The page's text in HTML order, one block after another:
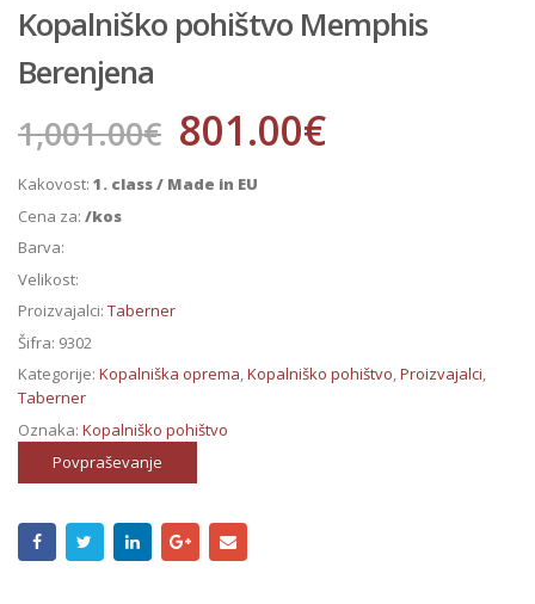
Kopalniško pohištvo Memphis
Berenjena
1,001.00€ 801.00€
Kakovost: 1. class / Made in EU
Cena za: /kos
Barva:
Velikost:
Proizvajalci: Taberner
Šifra: 9302
Kategorije: Kopalniška oprema,Kopalniško pohištvo,Proizvajalci,
Taberner
Oznaka: Kopalniško pohištvo
Povpraševanje